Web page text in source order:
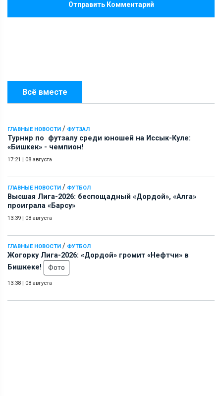
Всё вместе
ГЛАВНЫЕ НОВОСТИ / ФУТЗАЛ
Турнир по футзалу среди юношей на Иссык-Куле:
«Бишкек» - чемпион!
17:21 08 августа
ГЛАВНЫЕ НОВОСТИ / ФУТБОЛ
Высшая Лига-2026: беспощадный «Дордой», «Алга»
проиграла «Барсу»
13:39 08 августа
ГЛАВНЫЕ НОВОСТИ / ФУТБОЛ
Жогорку Лига-2026: «Дордой» громит «Нефтчи» в
Бишкеке!
Фото
13:38 08 августа
Отправить Комментарий